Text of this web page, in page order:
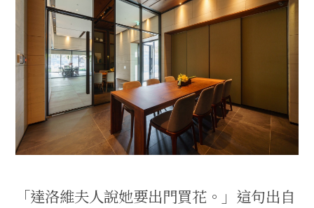
「達洛維夫人說她要出門買花。」這句出自